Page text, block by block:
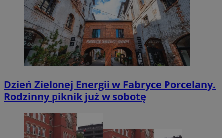
Dzień Zielonej Energii w Fabryce Porcelany.
Rodzinny piknik już w sobotę